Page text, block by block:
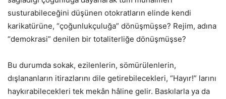
susturabileceğini düşünen otokratların elinde kendi
karikatürüne, “çoğunlukçuluğa” dönüşmüşse? Rejim, adına
“demokrasi” denilen bir totaliterliğe dönüşmüşse?
Bu durumda sokak, ezilenlerin, sömürülenlerin,
dışlananların itirazlarını dile getirebilecekleri, “Hayır!” larını
haykırabilecekleri tek mekân hâline gelir. Baskılarla ya da